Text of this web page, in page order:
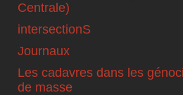
Centrale)
intersectionS
Journaux
Les cadavres dans les
de masse